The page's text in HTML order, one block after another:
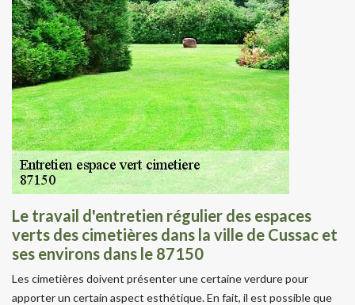
Le travail d'entretien régulier des espaces
verts des cimetières dans la ville de Cussac et
ses environs dans le 87150
Les cimetières doivent présenter une certaine verdure pour
apporter un certain aspect esthétique. En fait, il est possible que